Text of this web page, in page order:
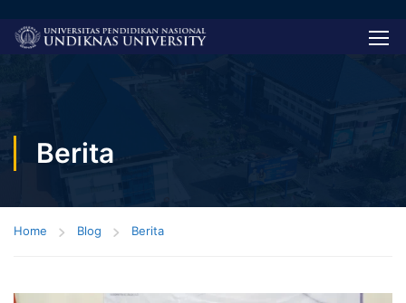
Berita
Home Blog Berita